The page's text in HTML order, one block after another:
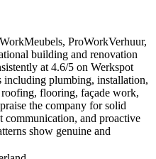
ProWorkVerhuur,
building and renovation
at 4.6/5 on Werkspot
including plumbing, installation,
flooring, façade work,
the company for solid
communication, and proactive
show genuine and